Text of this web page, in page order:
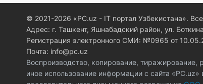
© 2021-2026 «PC.uz - IT портал Узбекистана».
Адрес: г. Ташкент, Яшнабадский район, ул.
Регистрация электронного СМИ: №0965 от
Почта: info@pc.uz
Воспроизводство, копирование, тиражирование,
иное использование информации с сайта